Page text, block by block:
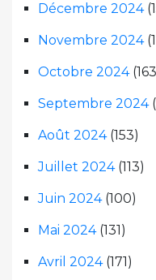
Décembre 2024
Novembre 2024
Octobre 2024
Septembre 2024
Août 2024(153)
Juillet 2024(113)
Juin 2024(100)
Mai 2024(131)
Avril 2024(171)